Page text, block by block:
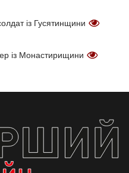
із Гусятинщини
із Монастирищини